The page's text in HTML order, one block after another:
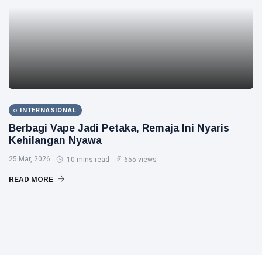
INTERNASIONAL
Berbagi Vape Jadi Petaka, Remaja Ini Nyaris
Kehilangan Nyawa
25 Mar, 2026 10 mins read 655 views
READ MORE